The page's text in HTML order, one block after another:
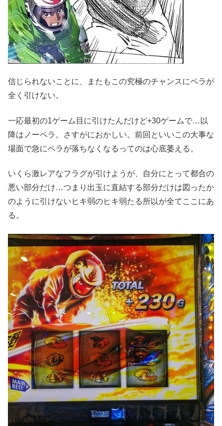
信じられないことに、またもこの究極のチャンスにペラが
全く引けない。
一応最初の1ゲーム目に引けたんだけど+30ゲームで…以
降はノーペラ。さすがにおかしい。前回といいこの大事な
場面で急にペラが落ちなくなるってのは心底萎える。
いくら激レアなフラグが引けようが、自分にとって都合の
悪い部分だけ…つまり出玉に直結する部分だけは図ったか
のように引けないヒキ弱のヒキ弱たる所以が全てここにあ
る。